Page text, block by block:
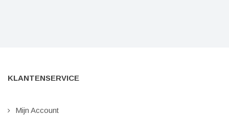
KLANTENSERVICE
Mijn Account